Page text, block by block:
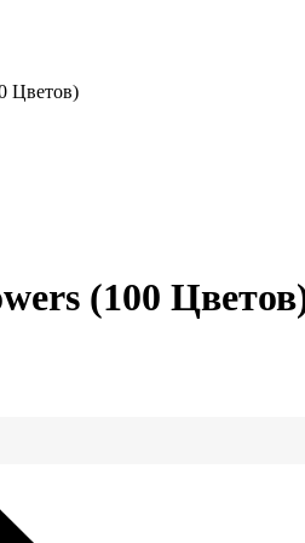
Цветов)
(100